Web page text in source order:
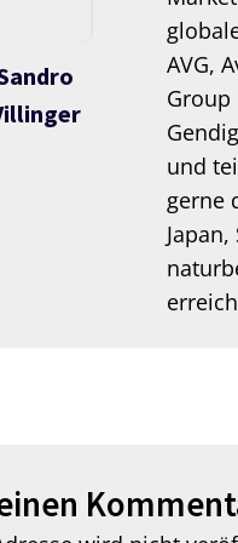
AVG,
und
gerne